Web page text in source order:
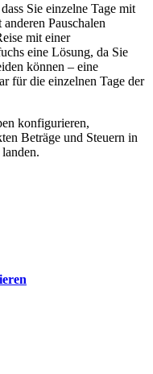
Sie einzelne Tage mit
Pauschalen
mit einer
eine Lösung, da Sie
können – eine
für die einzelnen Tage der
konfigurieren,
Beträge und Steuern in